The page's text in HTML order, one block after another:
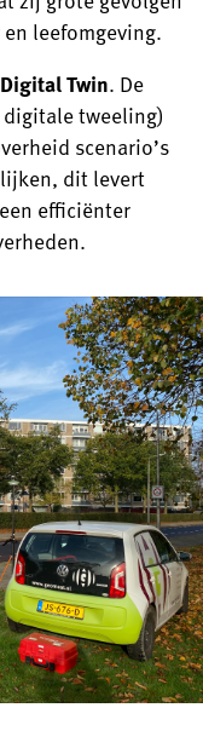
leefomgeving.
Digital Twin. De
tweeling)
scenario’s
dit levert
efficiënter